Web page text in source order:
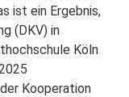
ist ein Ergebnis,
(DKV) in
Köln
Kooperation